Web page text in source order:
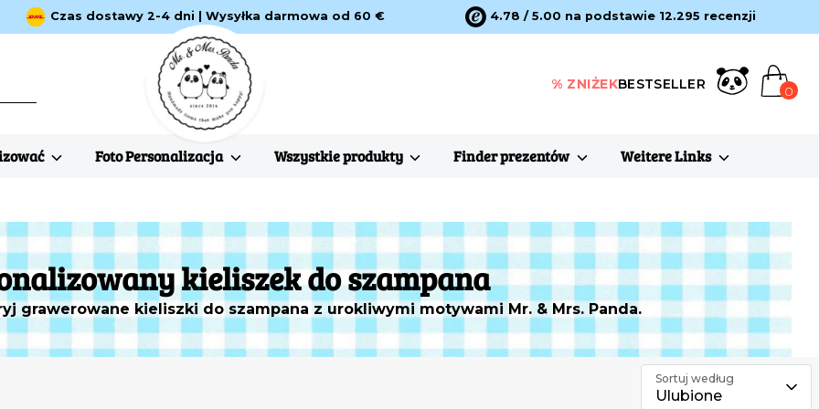
Czas dostawy 2-4 dni | Wysyłka darmowa od 60 € 4.78 / 5.00 na podstawie 12.295 recenzji
% ZNIŻEKBESTSELLER 0
Foto Personalizacja Wszystkie produkty Finder prezentów Weitere Links
kieliszek do szampana
grawerowane kieliszki do szampana z urokliwymi motywami Mr. & Mrs. Panda.
Sortuj według
Ulubione